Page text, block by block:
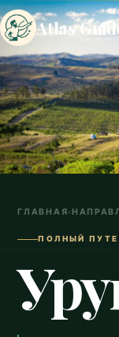
Atlas
ГЛАВНАЯ›
ПОЛНЫЙ